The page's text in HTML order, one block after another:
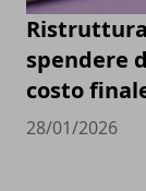
spendere
costo
28/01/2026